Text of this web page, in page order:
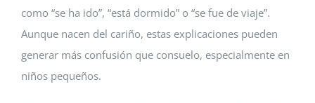
como “se ha ido”, “está dormido” o “se fue de viaje”.
Aunque nacen del cariño, estas explicaciones pueden
generar más confusión que consuelo, especialmente en
niños pequeños.